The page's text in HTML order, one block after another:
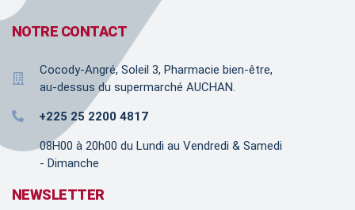
NOTRE CONTACT
Cocody-Angré, Soleil 3, Pharmacie bien-être,
au-dessus du supermarché AUCHAN.
+225 25 2200 4817
08H00 à 20h00 du Lundi au Vendredi & Samedi
- Dimanche
NEWSLETTER